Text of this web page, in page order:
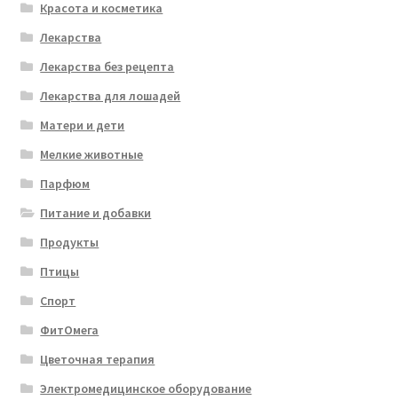
Красота и косметика
Лекарства
Лекарства без рецепта
Лекарства для лошадей
Матери и дети
Мелкие животные
Парфюм
Питание и добавки
Продукты
Птицы
Спорт
ФитОмега
Цветочная терапия
Электромедицинское оборудование